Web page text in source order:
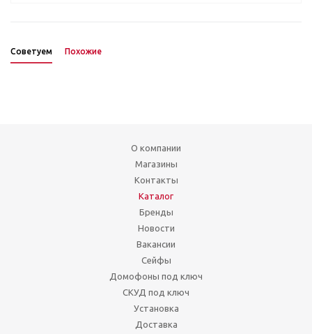
Советуем Похожие
О компании
Магазины
Контакты
Каталог
Бренды
Новости
Вакансии
Сейфы
Домофоны под ключ
СКУД под ключ
Установка
Доставка